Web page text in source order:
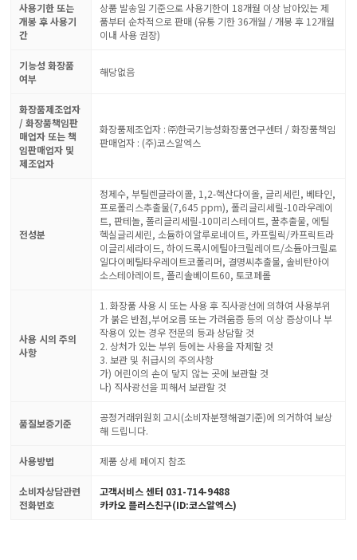
사용기한 또는
개봉 후 사용기
간
상품 발송일 기준으로 사용기한이 18개월 이상 남아있는 제
품부터 순차적으로 판매 (유통 기한 36개월 / 개봉 후 12개월
이내 사용 권장)
기능성 화장품
여부
해당없음
화장품제조업자
/ 화장품책임판
매업자 또는 책
임판매업자 및
제조업자
화장품제조업자 : ㈜한국기능성화장품연구센터 / 화장품책임
판매업자 : (주)코스알엑스
전성분
정제수, 부틸렌글라이콜, 1,2-헥산다이올, 글리세린, 베타인,
프로폴리스추출물(7,645 ppm), 폴리글리세릴-10라우레이
트, 판테놀, 폴리글리세릴-10미리스테이트, 꿀추출물, 에틸
헥실글리세린, 소듐하이알루로네이트, 카프릴릭/카프릭트라
이글리세라이드, 하이드록시에틸아크릴레이트/소듐아크릴로
일다이메틸타우레이트코폴리머, 결명씨추출물, 솔비탄아이
소스테아레이트, 폴리솔베이트60, 토코페롤
사용 시의 주의
사항
1. 화장품 사용 시 또는 사용 후 직사광선에 의하여 사용부위
가 붉은 반점,부어오름 또는 가려움증 등의 이상 증상이나 부
작용이 있는 경우 전문의 등과 상담할 것
2. 상처가 있는 부위 등에는 사용을 자제할 것
3. 보관 및 취급시의 주의사항
가) 어린이의 손이 닿지 않는 곳에 보관할 것
나) 직사광선을 피해서 보관할 것
품질보증기준
공정거래위원회 고시(소비자분쟁해결기준)에 의거하여 보상
해 드립니다.
사용방법 제품 상세 페이지 참조
소비자상담관련
전화번호
고객서비스 센터 031-714-9488
카카오 플러스친구(ID:코스알엑스)